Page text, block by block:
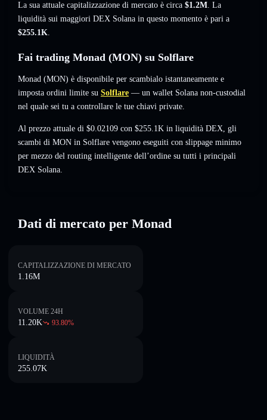
La sua attuale capitalizzazione di mercato è circa $1.2M. La
liquidità sui maggiori DEX Solana in questo momento è pari a
$255.1K.
Fai trading Monad (MON) su Solflare
Monad (MON) è disponibile per scambialo istantaneamente e
imposta ordini limite su Solflare — un wallet Solana non-custodial
nel quale sei tu a controllare le tue chiavi private.
Al prezzo attuale di $0.02109 con $255.1K in liquidità DEX, gli
scambi di MON in Solflare vengono eseguiti con slippage minimo
per mezzo del routing intelligente dell’ordine su tutti i principali
DEX Solana.
Dati di mercato per Monad
CAPITALIZZAZIONE DI MERCATO
1.16M
VOLUME 24H
11.20K 93.80%
LIQUIDITÀ
255.07K